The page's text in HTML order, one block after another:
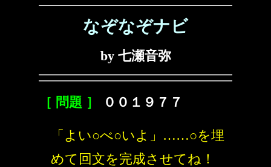
なぞなぞナビ
by 七瀬音弥
［ 問題 ］ ００１９７７
「よい○べ○いよ」……○を埋
めて回文を完成させてね！